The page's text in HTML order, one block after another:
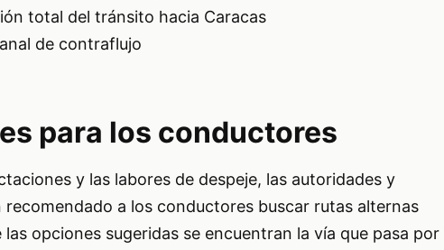
total del tránsito hacia Caracas
de contraflujo
para los conductores
y las labores de despeje, las autoridades y
recomendado a los conductores buscar rutas alternas
opciones sugeridas se encuentran la vía que pasa por